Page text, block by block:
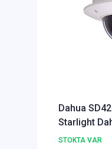
Dahua
Starlight
Kamera
STOKTA VAR